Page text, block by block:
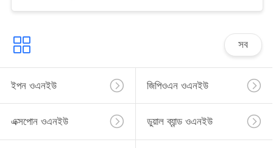
সব
ইপন ওএনইউ জিপিওএন ওএনইউ
এক্সপোন ওএনইউ ডুয়াল ব্যান্ড ওএনইউ